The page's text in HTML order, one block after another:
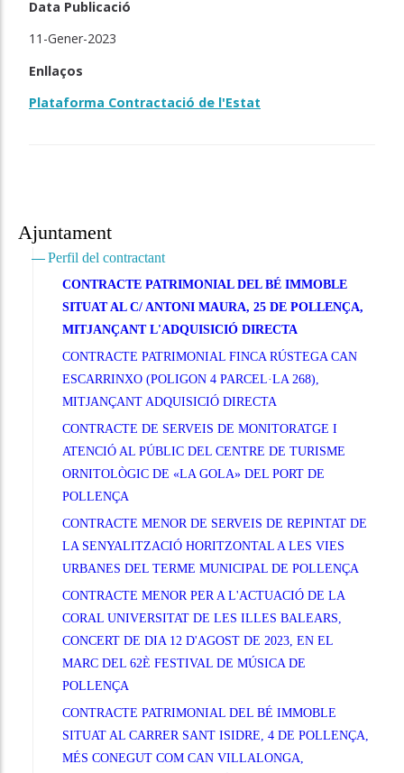
Ajuntament
Perfil del contractant
CONTRACTE PATRIMONIAL DEL BÉ IMMOBLE
SITUAT AL C/ ANTONI MAURA, 25 DE POLLENÇA,
MITJANÇANT L'ADQUISICIÓ DIRECTA
CONTRACTE PATRIMONIAL FINCA RÚSTEGA CAN
ESCARRINXO (POLIGON 4 PARCEL·LA 268),
MITJANÇANT ADQUISICIÓ DIRECTA
CONTRACTE DE SERVEIS DE MONITORATGE I
ATENCIÓ AL PÚBLIC DEL CENTRE DE TURISME
ORNITOLÒGIC DE «LA GOLA» DEL PORT DE
POLLENÇA
CONTRACTE MENOR DE SERVEIS DE REPINTAT DE
LA SENYALITZACIÓ HORITZONTAL A LES VIES
URBANES DEL TERME MUNICIPAL DE POLLENÇA
CONTRACTE MENOR PER A L'ACTUACIÓ DE LA
CORAL UNIVERSITAT DE LES ILLES BALEARS,
CONCERT DE DIA 12 D'AGOST DE 2023, EN EL
MARC DEL 62È FESTIVAL DE MÚSICA DE
POLLENÇA
CONTRACTE PATRIMONIAL DEL BÉ IMMOBLE
SITUAT AL CARRER SANT ISIDRE, 4 DE POLLENÇA,
MÉS CONEGUT COM CAN VILLALONGA,
Data Publicació
11-Gener-2023
Enllaços
Plataforma Contractació de l'Estat